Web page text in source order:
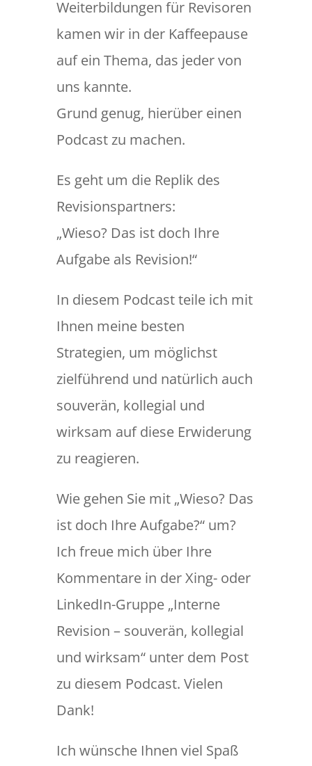
Weiterbildungen für Revisoren
kamen wir in der Kaffeepause
auf ein Thema, das jeder von
uns kannte.
Grund genug, hierüber einen
Podcast zu machen.
Es geht um die Replik des
Revisionspartners:
„Wieso? Das ist doch Ihre
Aufgabe als Revision!“
In diesem Podcast teile ich mit
Ihnen meine besten
Strategien, um möglichst
zielführend und natürlich auch
souverän, kollegial und
wirksam auf diese Erwiderung
zu reagieren.
Wie gehen Sie mit „Wieso? Das
ist doch Ihre Aufgabe?“ um?
Ich freue mich über Ihre
Kommentare in der Xing- oder
LinkedIn-Gruppe „Interne
Revision – souverän, kollegial
und wirksam“ unter dem Post
zu diesem Podcast. Vielen
Dank!
Ich wünsche Ihnen viel Spaß